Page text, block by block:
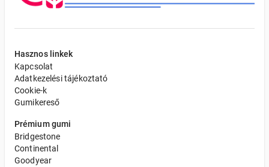
Hasznos linkek
Kapcsolat
Adatkezelési tájékoztató
Cookie-k
Gumikereső
Prémium gumi
Bridgestone
Continental
Goodyear